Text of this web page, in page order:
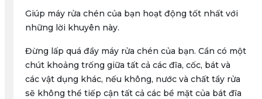
Giúp máy rửa chén của bạn hoạt động tốt nhất với
những lời khuyên này.
Đừng lấp quá đầy máy rửa chén của bạn. Cần có một
chút khoảng trống giữa tất cả các đĩa, cốc, bát và
các vật dụng khác, nếu không, nước và chất tẩy rửa
sẽ không thể tiếp cận tất cả các bề mặt của bát đĩa